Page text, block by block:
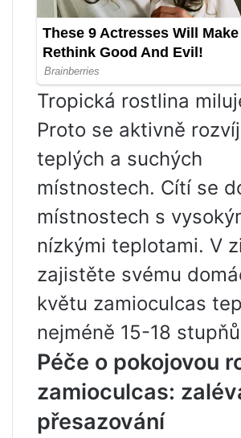
Tropická rostlina
Proto se aktivně
teplých a suchých
místnostech. Cítí se
místnostech s
nízkými teplotami. V
zajistěte svému
květu zamioculcas
nejméně 15-18
Péče o pokojovou
zamioculcas:
přesazování